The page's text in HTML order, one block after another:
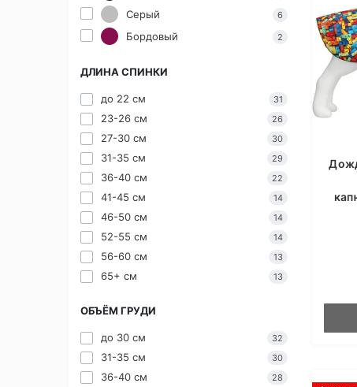
Серый 6
Бордовый 2
ДЛИНА СПИНКИ
до 22 см 31
23-26 см 26
27-30 см 30
31-35 см 29
36-40 см 22
41-45 см 14
46-50 см 14
52-55 см 14
56-60 см 13
65+ см 13
ОБЪЁМ ГРУДИ
до 30 см 32
31-35 см 30
36-40 см 28